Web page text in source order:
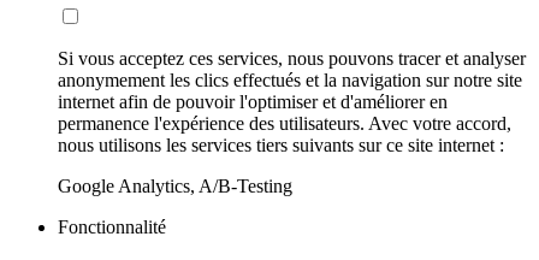
Si vous acceptez ces services, nous pouvons tracer et analyser
anonymement les clics effectués et la navigation sur notre site
internet afin de pouvoir l'optimiser et d'améliorer en
permanence l'expérience des utilisateurs. Avec votre accord,
nous utilisons les services tiers suivants sur ce site internet :
Google Analytics, A/B-Testing
Fonctionnalité